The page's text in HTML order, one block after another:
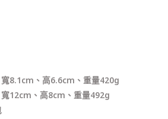
8.1cm、高6.6cm、重量420g
12cm、高8cm、重量492g